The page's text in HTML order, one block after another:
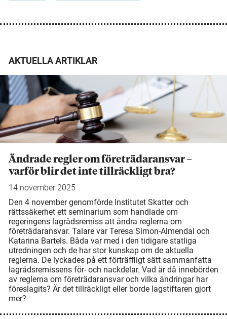
AKTUELLA ARTIKLAR
Ändrade regler om företrädaransvar –
varför blir det inte tillräckligt bra?
14 november 2025
Den 4 november genomförde Institutet Skatter och
rättssäkerhet ett seminarium som handlade om
regeringens lagrådsremiss att ändra reglerna om
företrädaransvar. Talare var Teresa Simon-Almendal och
Katarina Bartels. Båda var med i den tidigare statliga
utredningen och de har stor kunskap om de aktuella
reglerna. De lyckades på ett förträffligt sätt sammanfatta
lagrådsremissens för- och nackdelar. Vad är då innebörden
av reglerna om företrädaransvar och vilka ändringar har
föreslagits? Är det tillräckligt eller borde lagstiftaren gjort
mer?